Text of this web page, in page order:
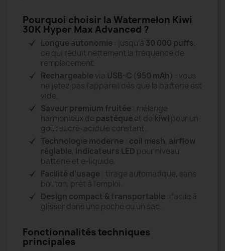
Pourquoi choisir la Watermelon Kiwi
30K Hyper Max Advanced ?
Longue autonomie : jusqu’à 30 000 puffs,
ce qui réduit nettement la fréquence de
remplacement.
Rechargeable via USB-C (950 mAh) : vous
ne jetez pas l’appareil dès que la batterie est
vide.
Saveur premium fruitée : mélange
harmonieux de pastèque et de kiwi pour un
goût sucré-acidulé constant.
Technologie moderne : coil mesh, airflow
réglable, indicateurs LED pour niveau
batterie et e-liquide.
Facilité d’usage : tirage automatique, sans
bouton, prêt à l’emploi.
Design compact & transportable : facile à
glisser dans une poche ou un sac.
Fonctionnalités techniques
principales